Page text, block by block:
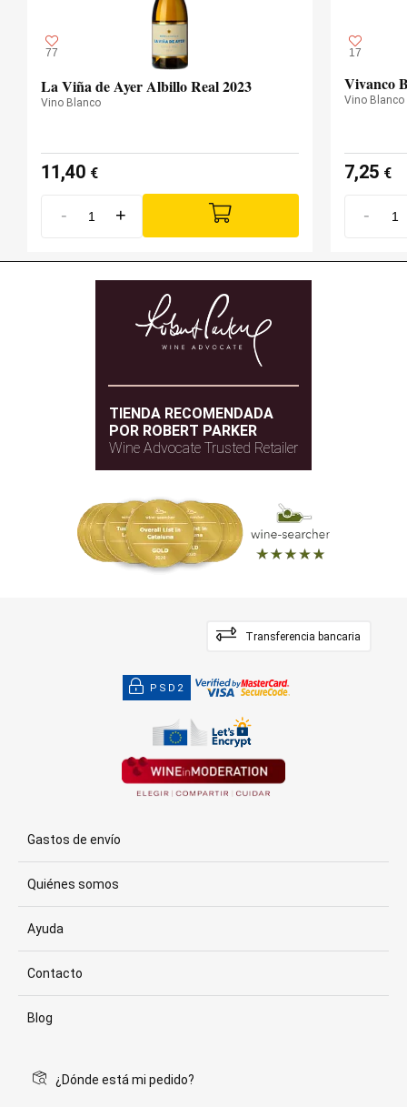
77
La Viña de Ayer Albillo Real 2023
Vino Blanco
11,40 €
- +
17
Vivanco
Vino Blanco
7,25 €
-
TIENDA RECOMENDADA
POR ROBERT PARKER
Wine Advocate Trusted Retailer
Transferencia bancaria
PSD2
Gastos de envío
Quiénes somos
Ayuda
Contacto
Blog
¿Dónde está mi pedido?